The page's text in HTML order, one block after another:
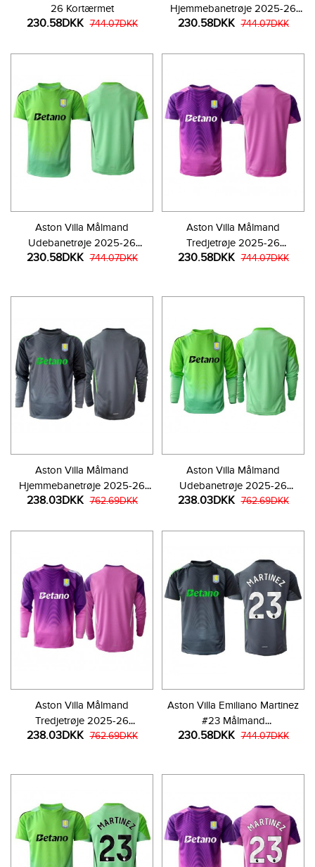
26 Kortærmet
230.58DKK 744.07DKK
Hjemmebanetrøje 2025-26
Kortærmet
230.58DKK 744.07DKK
Aston Villa Målmand
Udebanetrøje 2025-26
Kortærmet
230.58DKK 744.07DKK
Aston Villa Målmand
Tredjetrøje 2025-26
Kortærmet
230.58DKK 744.07DKK
Aston Villa Målmand
Hjemmebanetrøje 2025-26
Langærmet
238.03DKK 762.69DKK
Aston Villa Målmand
Udebanetrøje 2025-26
Langærmet
238.03DKK 762.69DKK
Aston Villa Målmand
Tredjetrøje 2025-26
Langærmet
238.03DKK 762.69DKK
Aston Villa Emiliano Martinez
#23 Målmand
Hjemmebanetrøje 2025-26
230.58DKK 744.07DKK